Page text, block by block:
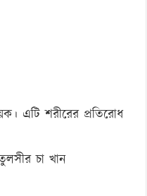
এটি শরীরের প্রতিরোধ
চা খান